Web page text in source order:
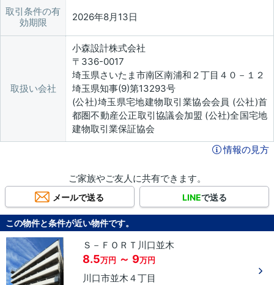
取引条件の有
効期限
2026年8月13日
取扱い会社
小森設計株式会社
〒336-0017
埼玉県さいたま市南区南浦和２丁目４０－１２
埼玉県知事(9)第13293号
(公社)埼玉県宅地建物取引業協会会員 (公社)首
都圏不動産公正取引協議会加盟 (公社)全国宅地
建物取引業保証協会
情報の見方
ご家族やご友人に共有できます。
メールで送る LINEで送る
この物件と条件が近い物件です。
Ｓ－ＦＯＲＴ川口並木
8.5万円 ～ 9万円
川口市並木 ４丁目